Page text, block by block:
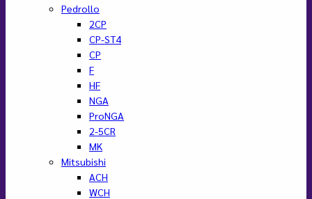
Pedrollo
2CP
CP-ST4
CP
F
HF
NGA
ProNGA
2-5CR
MK
Mitsubishi
ACH
WCH